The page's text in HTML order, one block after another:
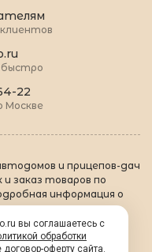
быстро
22
Москве
и прицепов-дач
и заказ товаров по
информация о
языке.
| Формальности
вы соглашаетесь с
обработки
договор-оферту сайта.